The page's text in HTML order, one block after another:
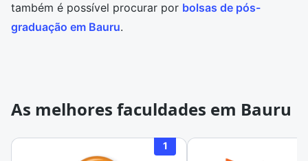
também é possível procurar por bolsas de pós-
graduação em Bauru.
As melhores faculdades em Bauru
1